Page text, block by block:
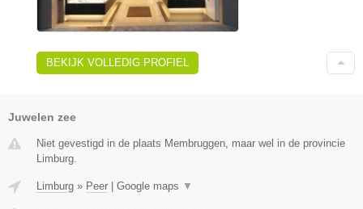
BEKIJK VOLLEDIG PROFIEL
Juwelen zee
Niet gevestigd in de plaats Membruggen, maar wel in de provincie
Limburg.
Limburg » Peer Google maps ▼